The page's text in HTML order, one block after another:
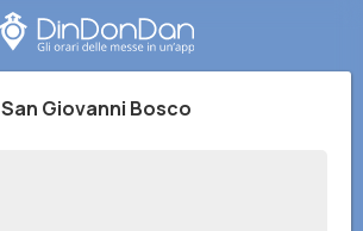
San Giovanni Bosco